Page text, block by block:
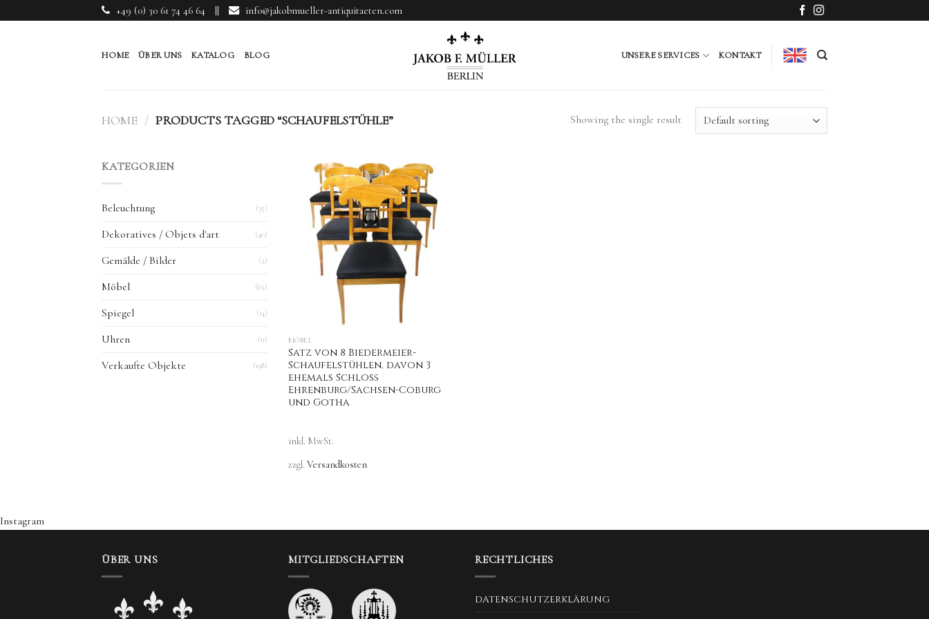
+49 (0) 30 61 74 46 64 || info@jakobmueller-antiquitaeten.com
HOME ÜBER UNS KATALOG BLOG UNSERE SERVICES KONTAKT
HOME / PRODUCTS TAGGED “SCHAUFELSTÜHLE” Showing the single result
KATEGORIEN
Beleuchtung (35)
Dekoratives / Objets d'art (40)
Gemälde / Bilder (2)
Möbel (65)
Spiegel (14)
Uhren (11)
Verkaufte Objekte (198)
MÖBEL
Satz von 8 Biedermeier-
Schaufelstühlen, davon 3
ehemals Schloß
Ehrenburg/Sachsen-Coburg
und Gotha
inkl. MwSt.
zzgl. Versandkosten
Instagram
ÜBER UNS MITGLIEDSCHAFTEN RECHTLICHES
DATENSCHUTZERKLÄRUNG